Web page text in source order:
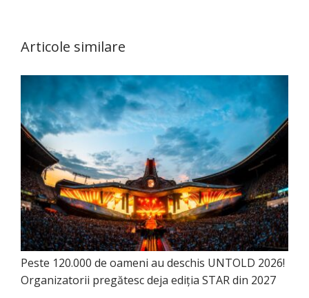
Articole similare
Peste 120.000 de oameni au deschis UNTOLD 2026!
Organizatorii pregătesc deja ediția STAR din 2027